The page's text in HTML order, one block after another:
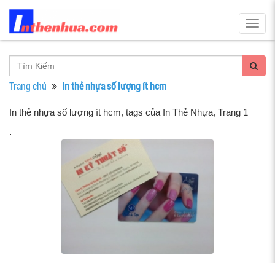
Trang chủ In thẻ nhựa số lượng ít hcm
In thẻ nhựa số lượng ít hcm, tags của In Thẻ Nhựa, Trang 1
.